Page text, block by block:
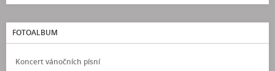
FOTOALBUM
Koncert vánočních písní